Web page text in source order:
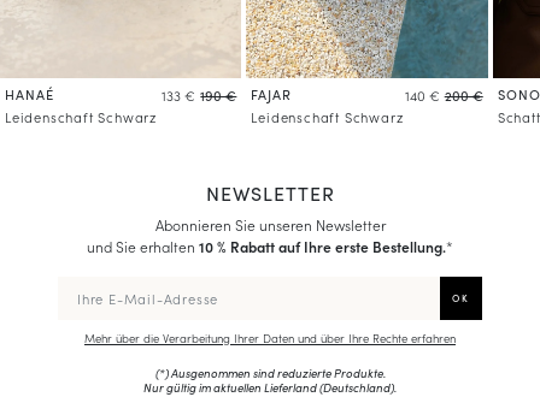
HANAÉ 133 € 190 €
Leidenschaft Schwarz
FAJAR 140 € 200 €
Leidenschaft Schwarz
NEWSLETTER
Abonnieren Sie unseren Newsletter
und Sie erhalten 10 % Rabatt auf Ihre erste Bestellung.*
Mehr über die Verarbeitung Ihrer Daten und über Ihre Rechte erfahren
(*) Ausgenommen sind reduzierte Produkte.
Nur gültig im aktuellen Lieferland (Deutschland).